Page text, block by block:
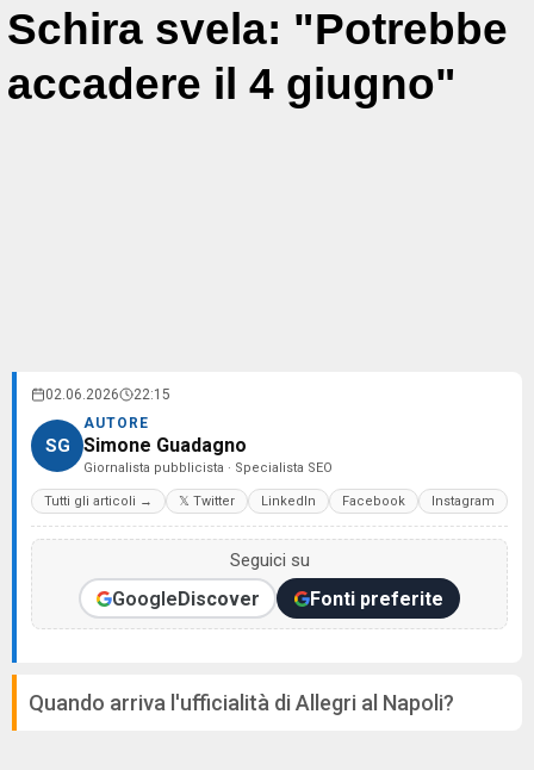
Schira svela: "Potrebbe
accadere il 4 giugno"
02.06.2026 22:15
SG
AUTORE
Simone Guadagno
Giornalista pubblicista · Specialista SEO
Tutti gli articoli → 𝕏 Twitter LinkedIn Facebook Instagram
Seguici su
GoogleDiscover Fonti preferite
Quando arriva l'ufficialità di Allegri al Napoli?